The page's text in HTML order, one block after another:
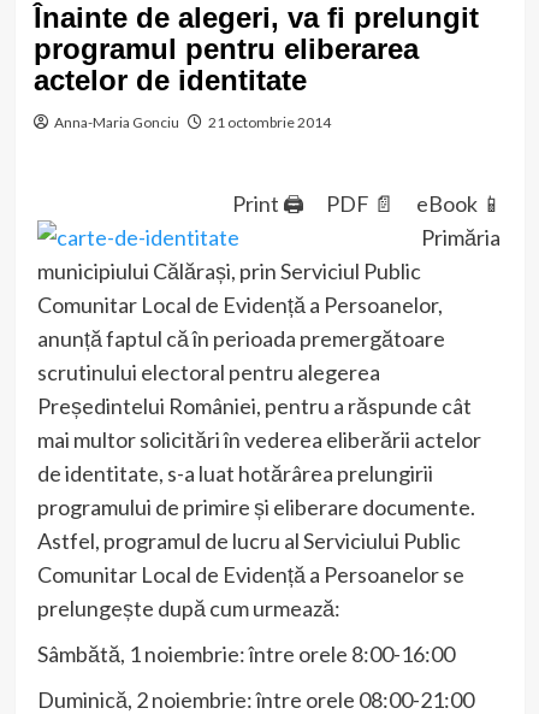
Înainte de alegeri, va fi prelungit
programul pentru eliberarea
actelor de identitate
Anna-Maria Gonciu 21 octombrie 2014
Print 🖨 PDF 📄
eBook 📱
Primăria
municipiului Călărași, prin Serviciul Public
Comunitar Local de Evidență a Persoanelor,
anunță faptul că în perioada premergătoare
scrutinului electoral pentru alegerea
Președintelui României, pentru a răspunde cât
mai multor solicitări în vederea eliberării actelor
de identitate, s-a luat hotărârea prelungirii
programului de primire și eliberare documente.
Astfel, programul de lucru al Serviciului Public
Comunitar Local de Evidență a Persoanelor se
prelungește după cum urmează:
Sâmbătă, 1 noiembrie: între orele 8:00-16:00
Duminică, 2 noiembrie: între orele 08:00-21:00